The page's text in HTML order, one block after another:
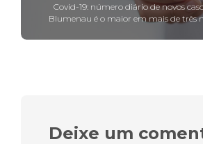
Covid-19: número diário de novos
Blumenau é o maior em mais de três
Deixe um